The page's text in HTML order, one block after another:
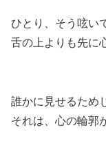
ひとり、そう呟い
舌の上よりも先に
誰かに見せるため
それは、心の輪郭